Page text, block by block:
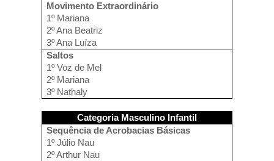
Movimento Extraordinário
1º Mariana
2º Ana Beatriz
3º Ana Luíza
Saltos
1º Voz de Mel
2º Mariana
3º Nathaly
Categoria Masculino Infantil
Sequência de Acrobacias Básicas
1º Júlio Nau
2º Arthur Nau